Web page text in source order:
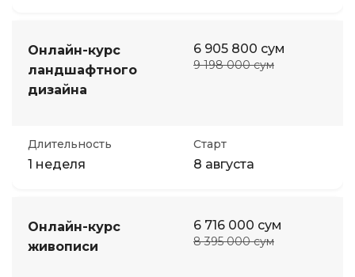
Онлайн-курс
ландшафтного
дизайна
6 905 800 сум
9 198 000 сум
Длительность
1 неделя
Старт
8 августа
Онлайн-курс
живописи
6 716 000 сум
8 395 000 сум